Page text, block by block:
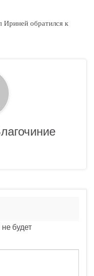
Ириней обратился к
будет